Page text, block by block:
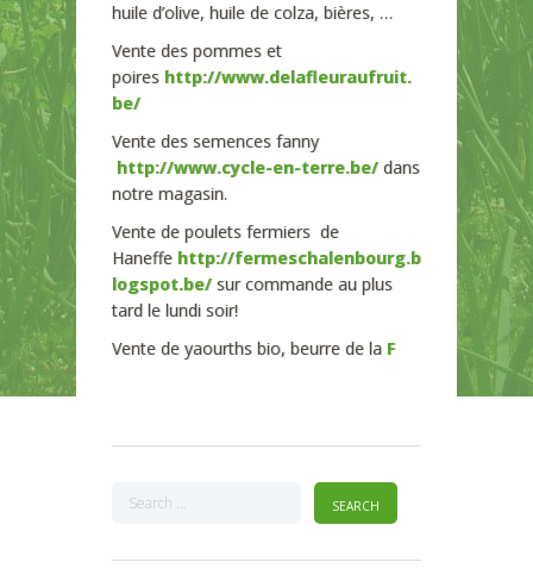
huile d’olive, huile de colza, bières, …
Vente des pommes et
poires http://www.delafleuraufruit.
be/
Vente des semences fanny
http://www.cycle-en-terre.be/ dans
notre magasin.
Vente de poulets fermiers de
Haneffe http://fermeschalenbourg.b
logspot.be/ sur commande au plus
tard le lundi soir!
Vente de yaourths bio, beurre de la F